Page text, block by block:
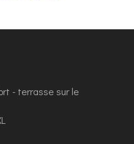
- terrasse sur le